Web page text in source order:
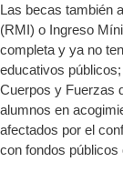
Las becas también
(RMI) o Ingreso
completa y ya no
educativos
Cuerpos y Fuerzas
alumnos en
afectados por el
con fondos públicos